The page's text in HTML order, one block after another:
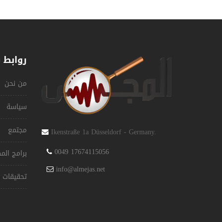
Ikenstraße 1a Düsseldorf - Germany.
0049 17674115056
info@almejas.net
من نحن
سياسة
مجتمع
برامج
تحقيقات